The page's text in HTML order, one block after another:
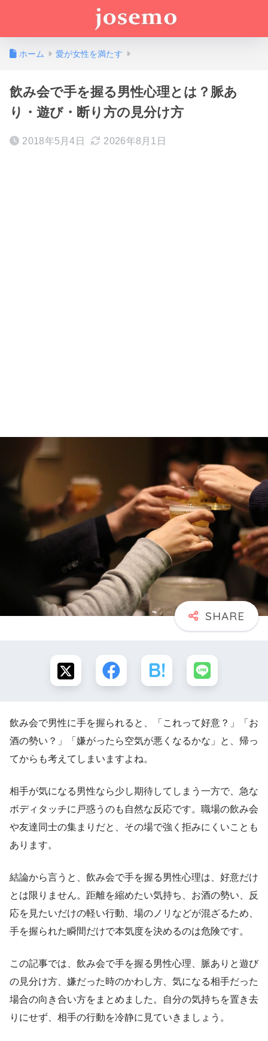
ホーム 愛が女性を満たす
飲み会で手を握る男性心理とは？脈あ
り・遊び・断り方の見分け方
2018年5月4日 2026年8月1日
飲み会で男性に手を握られると、「これって好意？」「お
酒の勢い？」「嫌がったら空気が悪くなるかな」と、帰っ
てからも考えてしまいますよね。
相手が気になる男性なら少し期待してしまう一方で、急な
ボディタッチに戸惑うのも自然な反応です。職場の飲み会
や友達同士の集まりだと、その場で強く拒みにくいことも
あります。
結論から言うと、飲み会で手を握る男性心理は、好意だけ
とは限りません。距離を縮めたい気持ち、お酒の勢い、反
応を見たいだけの軽い行動、場のノリなどが混ざるため、
手を握られた瞬間だけで本気度を決めるのは危険です。
この記事では、飲み会で手を握る男性心理、脈ありと遊び
の見分け方、嫌だった時のかわし方、気になる相手だった
場合の向き合い方をまとめました。自分の気持ちを置き去
りにせず、相手の行動を冷静に見ていきましょう。